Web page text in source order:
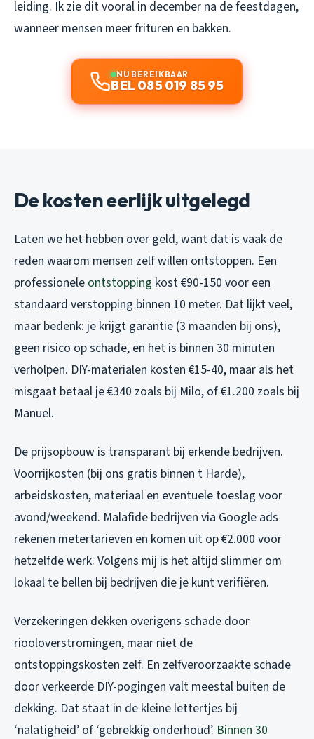
leiding. Ik zie dit vooral in december na de feestdagen,
wanneer mensen meer frituren en bakken.
NU BEREIKBAAR
BEL 085 019 85 95
De kosten eerlijk uitgelegd
Laten we het hebben over geld, want dat is vaak de
reden waarom mensen zelf willen ontstoppen. Een
professionele ontstopping kost €90-150 voor een
standaard verstopping binnen 10 meter. Dat lijkt veel,
maar bedenk: je krijgt garantie (3 maanden bij ons),
geen risico op schade, en het is binnen 30 minuten
verholpen. DIY-materialen kosten €15-40, maar als het
misgaat betaal je €340 zoals bij Milo, of €1.200 zoals bij
Manuel.
De prijsopbouw is transparant bij erkende bedrijven.
Voorrijkosten (bij ons gratis binnen t Harde),
arbeidskosten, materiaal en eventuele toeslag voor
avond/weekend. Malafide bedrijven via Google ads
rekenen metertarieven en komen uit op €2.000 voor
hetzelfde werk. Volgens mij is het altijd slimmer om
lokaal te bellen bij bedrijven die je kunt verifiëren.
Verzekeringen dekken overigens schade door
riooloverstromingen, maar niet de
ontstoppingskosten zelf. En zelfveroorzaakte schade
door verkeerde DIY-pogingen valt meestal buiten de
dekking. Dat staat in de kleine lettertjes bij
‘nalatigheid’ of ‘gebrekkig onderhoud’. Binnen 30